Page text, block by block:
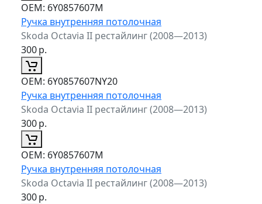
ОЕМ: 6Y0857607M
Ручка внутренняя потолочная
Skoda Octavia II рестайлинг (2008—2013)
300р.
ОЕМ: 6Y0857607NY20
Ручка внутренняя потолочная
Skoda Octavia II рестайлинг (2008—2013)
300р.
ОЕМ: 6Y0857607M
Ручка внутренняя потолочная
Skoda Octavia II рестайлинг (2008—2013)
300р.